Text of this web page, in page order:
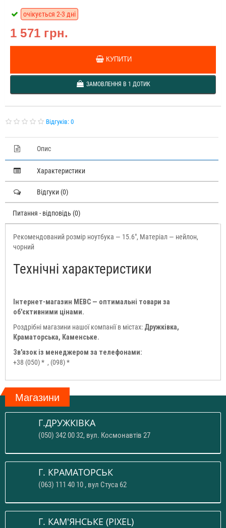
1 571 грн.
очікується 2-3 дні
КУПИТИ
ЗАМОВЛЕННЯ В 1 ДОТИК
Відгуків: 0
Опис
Характеристики
Відгуки (0)
Питання - відповідь (0)
Рекомендований розмір ноутбука — 15.6", Матеріал — нейлон,
чорний
Технічні характеристики
Інтернет-магазин МЕВС — оптимальні товари за
об'єктивними цінами.
Роздрібні магазини нашої компанії в містах: Дружківка,
Краматорська, Каменське.
Зв'язок із менеджером за телефонами:
+38 (050) * , (098) *
Магазини
Г.ДРУЖКІВКА
(050) 342 00 32, вул. Космонавтів 27
Г. КРАМАТОРСЬК
(063) 111 40 10 , вул Стуса 62
Г. КАМ'ЯНСЬКЕ (PIXEL)